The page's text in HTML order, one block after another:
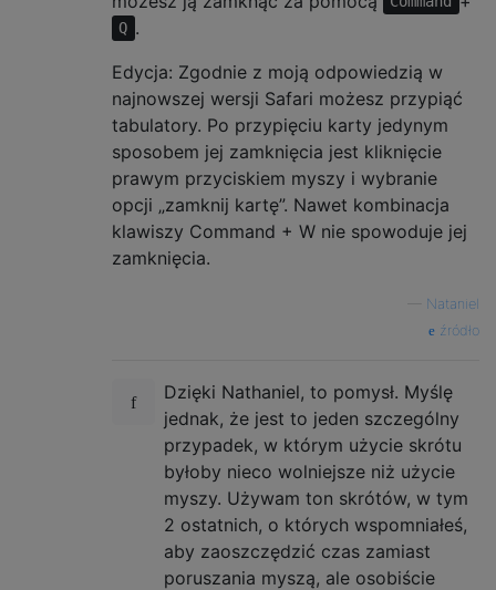
Q .
Edycja: Zgodnie z moją odpowiedzią w
najnowszej wersji Safari możesz przypiąć
tabulatory. Po przypięciu karty jedynym
sposobem jej zamknięcia jest kliknięcie
prawym przyciskiem myszy i wybranie
opcji „zamknij kartę”. Nawet kombinacja
klawiszy Command + W nie spowoduje jej
zamknięcia.
Nataniel
źródło
Dzięki Nathaniel, to pomysł. Myślę
jednak, że jest to jeden szczególny
przypadek, w którym użycie skrótu
byłoby nieco wolniejsze niż użycie
myszy. Używam ton skrótów, w tym
2 ostatnich, o których wspomniałeś,
aby zaoszczędzić czas zamiast
poruszania myszą, ale osobiście